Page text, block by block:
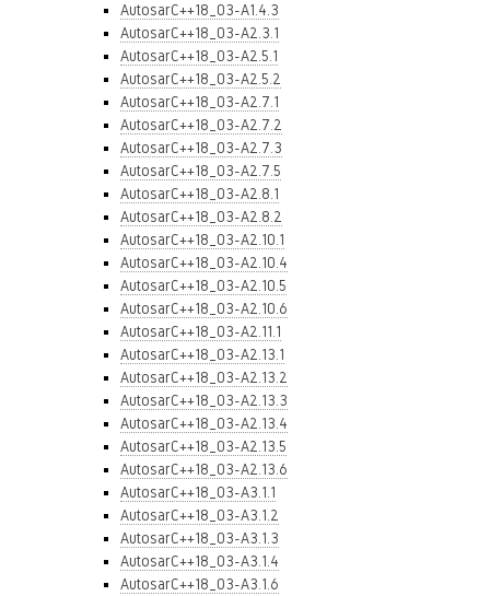
AutosarC++18_03-A1.4.3
AutosarC++18_03-A2.3.1
AutosarC++18_03-A2.5.1
AutosarC++18_03-A2.5.2
AutosarC++18_03-A2.7.1
AutosarC++18_03-A2.7.2
AutosarC++18_03-A2.7.3
AutosarC++18_03-A2.7.5
AutosarC++18_03-A2.8.1
AutosarC++18_03-A2.8.2
AutosarC++18_03-A2.10.1
AutosarC++18_03-A2.10.4
AutosarC++18_03-A2.10.5
AutosarC++18_03-A2.10.6
AutosarC++18_03-A2.11.1
AutosarC++18_03-A2.13.1
AutosarC++18_03-A2.13.2
AutosarC++18_03-A2.13.3
AutosarC++18_03-A2.13.4
AutosarC++18_03-A2.13.5
AutosarC++18_03-A2.13.6
AutosarC++18_03-A3.1.1
AutosarC++18_03-A3.1.2
AutosarC++18_03-A3.1.3
AutosarC++18_03-A3.1.4
AutosarC++18_03-A3.1.6